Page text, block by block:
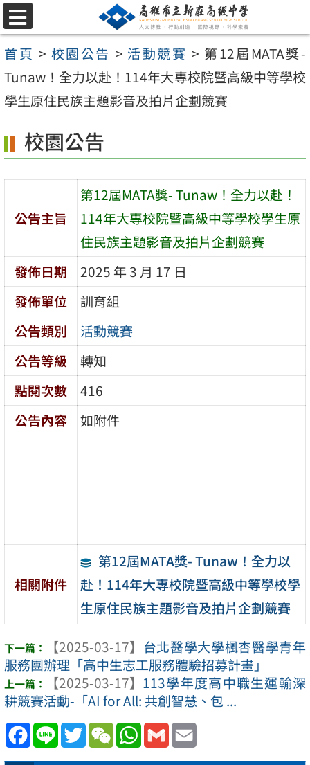
跳
至
主
要
內
區
選
單
首頁 > 校園公告 > 活動競賽 > 第12屆MATA獎-
Tunaw！全力以赴！114年大專校院暨高級中等學校
學生原住民族主題影音及拍片企劃競賽
校園公告
公告主旨
第12屆MATA獎- Tunaw！全力以赴！
114年大專校院暨高級中等學校學生原
住民族主題影音及拍片企劃競賽
發佈日期
2025 年 3 月 17 日
發佈單位
訓育組
公告類別
活動競賽
公告等級
轉知
點閱次數
416
公告內容
如附件
相關附件
第12屆MATA獎- Tunaw！全力以
赴！114年大專校院暨高級中等學校學
生原住民族主題影音及拍片企劃競賽
【2025-03-17】 台北醫學大學楓杏醫學青年
服務團辦理「高中生志工服務體驗招募計畫」
【2025-03-17】 113學年度高中職生運輸深
耕競賽活動-「AI for All: 共創智慧、包 ...
Facebook
Line TwitterWeChatWhatsApp
Gmail